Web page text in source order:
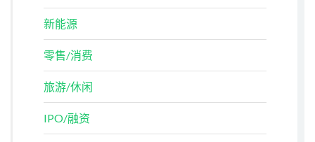
新能源
零售/消费
旅游/休闲
IPO/融资